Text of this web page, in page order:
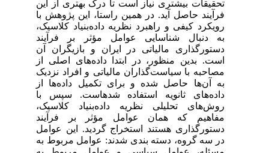
تحقیقات بیشتری نیاز است تا درک بهتری از این
فرآیند حاصل آید. در همین راستا، این پژوهش با
رویکرد کیفی و راهبرد نظریه داده‌بنیاد کلاسیک،
به دنبال شناسایی عوامل مؤثر بر فرآیند
دستورگذاری مالیاتی در ایران و بازیگران آن
است. بدین منظور، در ابتدا داده‌های اصلی از
مصاحبه با سیاست‌گذاران مالیاتی و افراد نزدیک
به آن‌ها حاصل شده و برای تکمیل داده‌ها از
داده‌های ثانویه استفاده شده­است. سپس با
روش‌های تحلیلی نظریه داده‌بنیاد کلاسیک،
مفاهیم که همان عوامل مؤثر بر فرآیند
دستورگذاری هستند استخراج گردید. این عوامل
در سه گروه، دسته بندی شدند: عوامل مربوط به